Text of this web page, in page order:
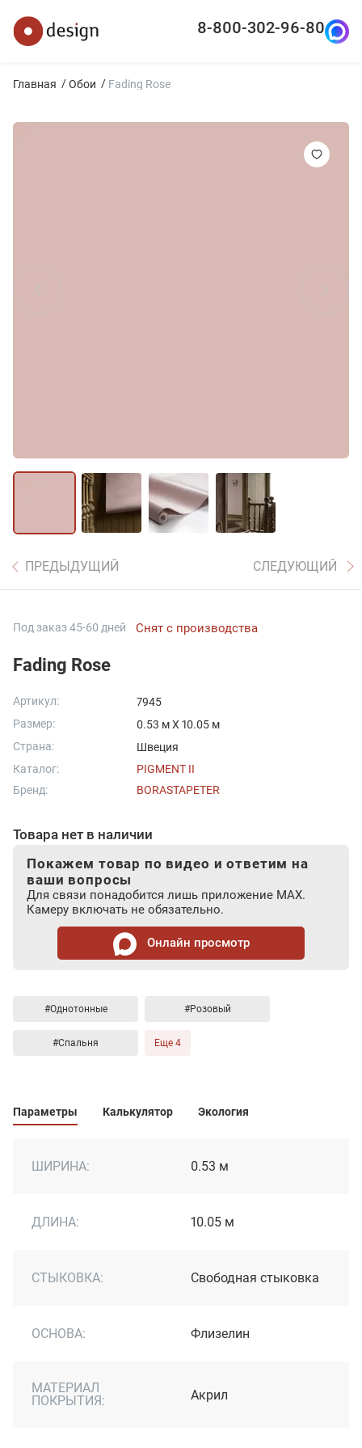
8-800-302-96-80
Главная Обои Fading Rose
ПРЕДЫДУЩИЙ СЛЕДУЮЩИЙ
Под заказ 45-60 дней Снят с производства
Fading Rose
Артикул:
7945
Размер:
0.53 м X 10.05 м
Страна:
Швеция
Каталог:
PIGMENT II
Бренд:
BORASTAPETER
Товара нет в наличии
Покажем товар по видео и ответим на
ваши вопросы
Для связи понадобится лишь приложение MAX.
Камеру включать не обязательно.
Онлайн просмотр
#Однотонные #Розовый
#Спальня Еще 4
Параметры Калькулятор Экология
ШИРИНА: 0.53 м
ДЛИНА: 10.05 м
СТЫКОВКА: Свободная стыковка
ОСНОВА: Флизелин
МАТЕРИАЛ
ПОКРЫТИЯ:
Акрил